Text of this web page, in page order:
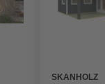
SKANHOLZ